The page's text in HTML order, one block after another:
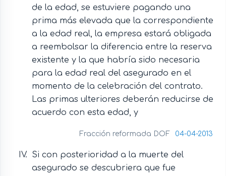
de la edad, se estuviere pagando una
prima más elevada que la correspondiente
a la edad real, la empresa estará obligada
a reembolsar la diferencia entre la reserva
existente y la que habría sido necesaria
para la edad real del asegurado en el
momento de la celebración del contrato.
Las primas ulteriores deberán reducirse de
acuerdo con esta edad, y
Fracción reformada DOF 04-04-2013
Si con posterioridad a la muerte del
asegurado se descubriera que fue